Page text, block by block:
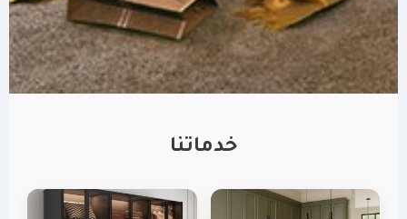
خدماتنا